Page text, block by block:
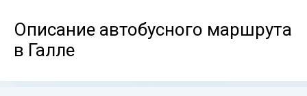
Описание автобусного маршрута
в Галле